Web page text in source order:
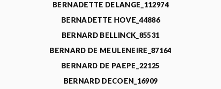
BERNADETTE DELANGE_112974
BERNADETTE HOVE_44886
BERNARD BELLINCK_85531
BERNARD DE MEULENEIRE_87164
BERNARD DE PAEPE_22125
BERNARD DECOEN_16909